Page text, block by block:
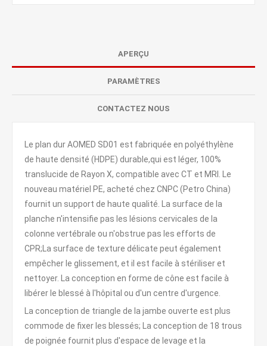
APERÇU
PARAMÈTRES
CONTACTEZ NOUS
Le plan dur AOMED SD01 est fabriquée en polyéthylène
de haute densité (HDPE) durable,qui est léger, 100%
translucide de Rayon X, compatible avec CT et MRI. Le
nouveau matériel PE, acheté chez CNPC (Petro China)
fournit un support de haute qualité. La surface de la
planche n'intensifie pas les lésions cervicales de la
colonne vertébrale ou n'obstrue pas les efforts de
CPR;La surface de texture délicate peut également
empêcher le glissement, et il est facile à stériliser et
nettoyer. La conception en forme de cône est facile à
libérer le blessé à l'hôpital ou d'un centre d'urgence.
La conception de triangle de la jambe ouverte est plus
commode de fixer les blessés; La conception de 18 trous
de poignée fournit plus d'espace de levage et la